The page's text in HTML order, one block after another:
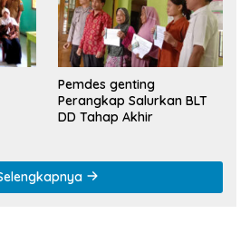
Pemdes genting
Perangkap Salurkan BLT
DD Tahap Akhir